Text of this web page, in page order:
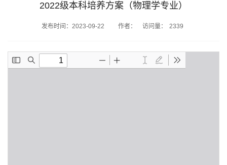
2022级本科培养方案（物理学专业）
发布时间：2023-09-22 作者： 访问量： 2339